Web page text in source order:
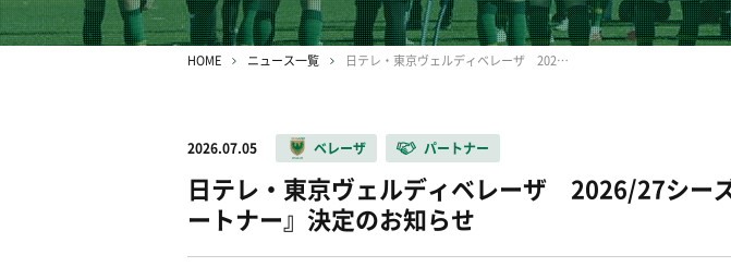
HOME ニュース一覧 日テレ・東京ヴェルディベレーザ 2026/27シーズン 『ユニフォームパートナー』決定のお知らせ
2026.07.05 ベレーザ パートナー
日テレ・東京ヴェルディベレーザ 2026/27シー
ートナー』決定のお知らせ